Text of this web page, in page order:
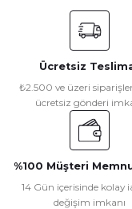
konularda yetersiz
kullanarak tarafımıza
Görüş ve önerileriniz
Ürün resmi
Ürün
Ürün bilgilerinde
Ürün fiyatı diğer
Ücretsiz
₺2.500 ve üzeri
ücretsiz gönderi
%100 Müşteri
14 Gün içerisinde kolay
değişim imkanı